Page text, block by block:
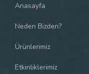
Anasayfa
Neden Bizden?
Ürünlerimiz
Etkinliklerimiz